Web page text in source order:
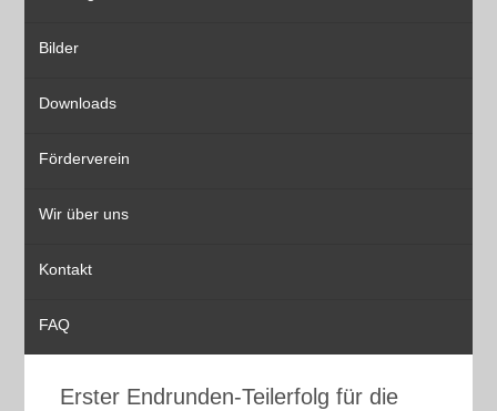
Bilder
Downloads
Förderverein
Wir über uns
Kontakt
FAQ
Erster Endrunden-Teilerfolg für die